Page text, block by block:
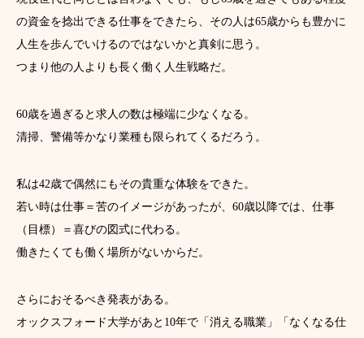
の資金を捻出できる仕事をできたら、その人は65歳からも豊かに
人生を歩んでいけるのではないかと真剣に思う。
つまり他の人よりも長く働く人生戦略だ。
60歳を過ぎると求人の数は極端に少なくなる。
清掃、警備等かなり業種も限られてくるだろう。
私は42歳で偶然にもその貴重な体験をできた。
若い時は仕事＝苦のイメージがあったが、60歳以降では、仕事
（目標）＝喜びの図式に代わる。
働きたくても働く場所がないからだ。
さらにおそるべき発表がある。
オックスフォード大学があと10年で「消える職業」「なくなる仕